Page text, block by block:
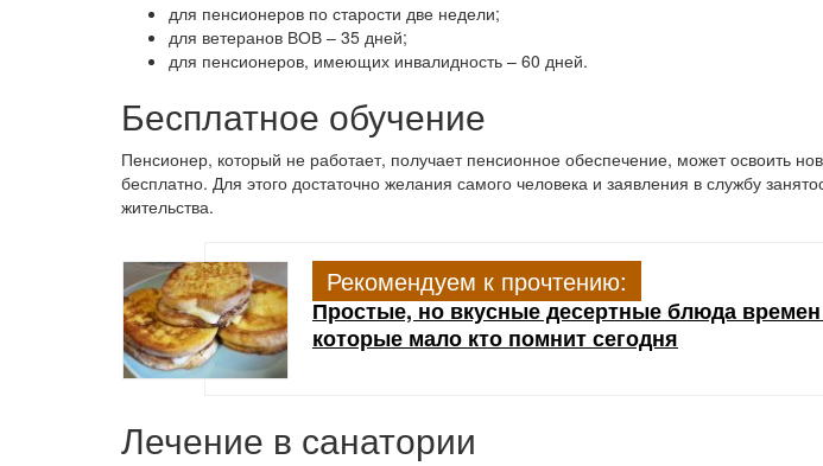
для пенсионеров по старости две недели;
для ветеранов ВОВ – 35 дней;
для пенсионеров, имеющих инвалидность – 60 дней.
Бесплатное обучение
Пенсионер, который не работает, получает пенсионное обеспечение, может освоить
бесплатно. Для этого достаточно желания самого человека и заявления в службу
жительства.
Рекомендуем к прочтению:
Простые, но вкусные десертные блюда
которые мало кто помнит сегодня
Лечение в санатории